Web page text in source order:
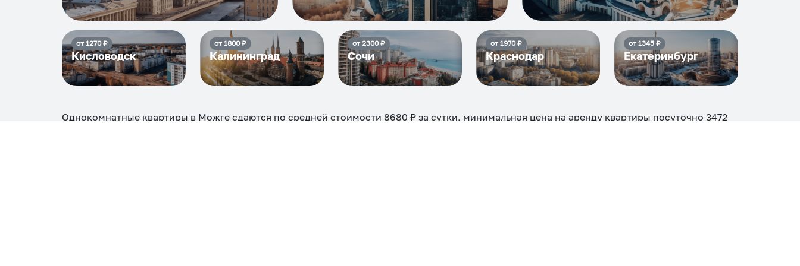
от 1270₽
Кисловодск
от 1800₽
Калининград
от 2300₽
Сочи
от 1970₽
Краснодар
от 1345₽
Екатеринбург
Однокомнатные квартиры в Можге сдаются по средней стоимости 8680 ₽ за сутки, минимальная цена на аренду квартиры посуточно 3472